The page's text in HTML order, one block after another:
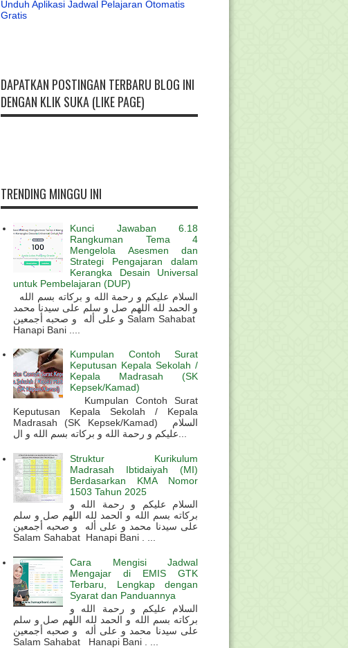
Unduh Aplikasi Jadwal Pelajaran Otomatis
Gratis
DAPATKAN POSTINGAN TERBARU BLOG INI
DENGAN KLIK SUKA (LIKE PAGE)
TRENDING MINGGU INI
Kunci Jawaban 6.18
Rangkuman Tema 4
Mengelola Asesmen dan
Strategi Pengajaran dalam
Kerangka Desain Universal
untuk Pembelajaran (DUP)
و الحمد لله اللهم صل و سلم على سيدنا محمد
و على أله و صحبه أجمعين Salam Sahabat
Hanapi Bani ....
Kumpulan Contoh Surat
Keputusan Kepala Sekolah /
Kepala Madrasah (SK
Kepsek/Kamad)
Kumpulan Contoh Surat
Keputusan Kepala Sekolah / Kepala
Madrasah (SK Kepsek/Kamad) السلام
Struktur Kurikulum
Madrasah Ibtidaiyah (MI)
Berdasarkan KMA Nomor
1503 Tahun 2025
السلام عليكم و رحمة الله و
بركاته بسم الله و الحمد لله اللهم صل و سلم
على سيدنا محمد و على أله و صحبه أجمعين
Salam Sahabat Hanapi Bani . ...
Cara Mengisi Jadwal
Mengajar di EMIS GTK
Terbaru, Lengkap dengan
Syarat dan Panduannya
السلام عليكم و رحمة الله و
بركاته بسم الله و الحمد لله اللهم صل و سلم
على سيدنا محمد و على أله و صحبه أجمعين
Salam Sahabat Hanapi Bani . ...